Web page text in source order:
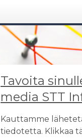
Tavoita
media STT
Kauttamme
tiedotetta. Klikkaa